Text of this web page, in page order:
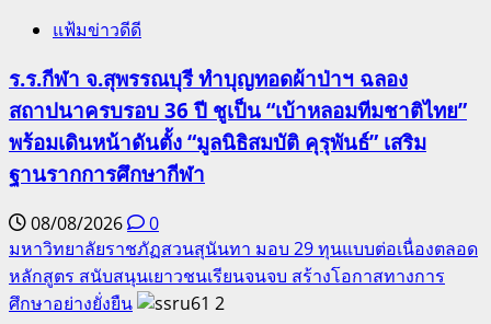
โลก
แฟ้มข่าวดีดี
ร.ร.กีฬา จ.สุพรรณบุรี ทำบุญทอดผ้าป่าฯ ฉลอง
สถาปนาครบรอบ 36 ปี ชูเป็น “เบ้าหลอมทีมชาติไทย”
พร้อมเดินหน้าดันตั้ง “มูลนิธิสมบัติ คุรุพันธ์” เสริม
ฐานรากการศึกษากีฬา
08/08/2026
0
มหาวิทยาลัยราชภัฏสวนสุนันทา มอบ 29 ทุนแบบต่อเนื่องตลอด
หลักสูตร สนับสนุนเยาวชนเรียนจนจบ สร้างโอกาสทางการ
ศึกษาอย่างยั่งยืน
2